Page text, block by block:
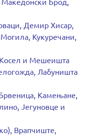
Демир Хисар,
Кукуречани,
и Мешеишта
Лабуништа
Камењане,
Јегуновце и
Врапчиште,